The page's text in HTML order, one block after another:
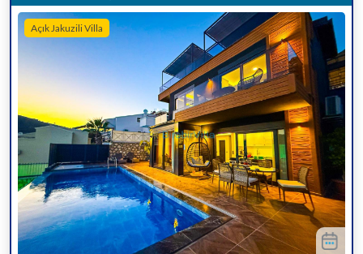
Açık Jakuzili Villa